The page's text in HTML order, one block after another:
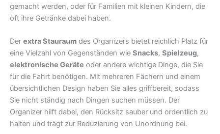
gemacht werden, oder für Familien mit kleinen Kindern, die
oft ihre Getränke dabei haben.
Der extra Stauraum des Organizers bietet reichlich Platz für
eine Vielzahl von Gegenständen wie Snacks, Spielzeug,
elektronische Geräte oder andere wichtige Dinge, die Sie
für die Fahrt benötigen. Mit mehreren Fächern und einem
übersichtlichen Design haben Sie alles griffbereit, sodass
Sie nicht ständig nach Dingen suchen müssen. Der
Organizer hilft dabei, den Rücksitz sauber und ordentlich zu
halten und trägt zur Reduzierung von Unordnung bei.